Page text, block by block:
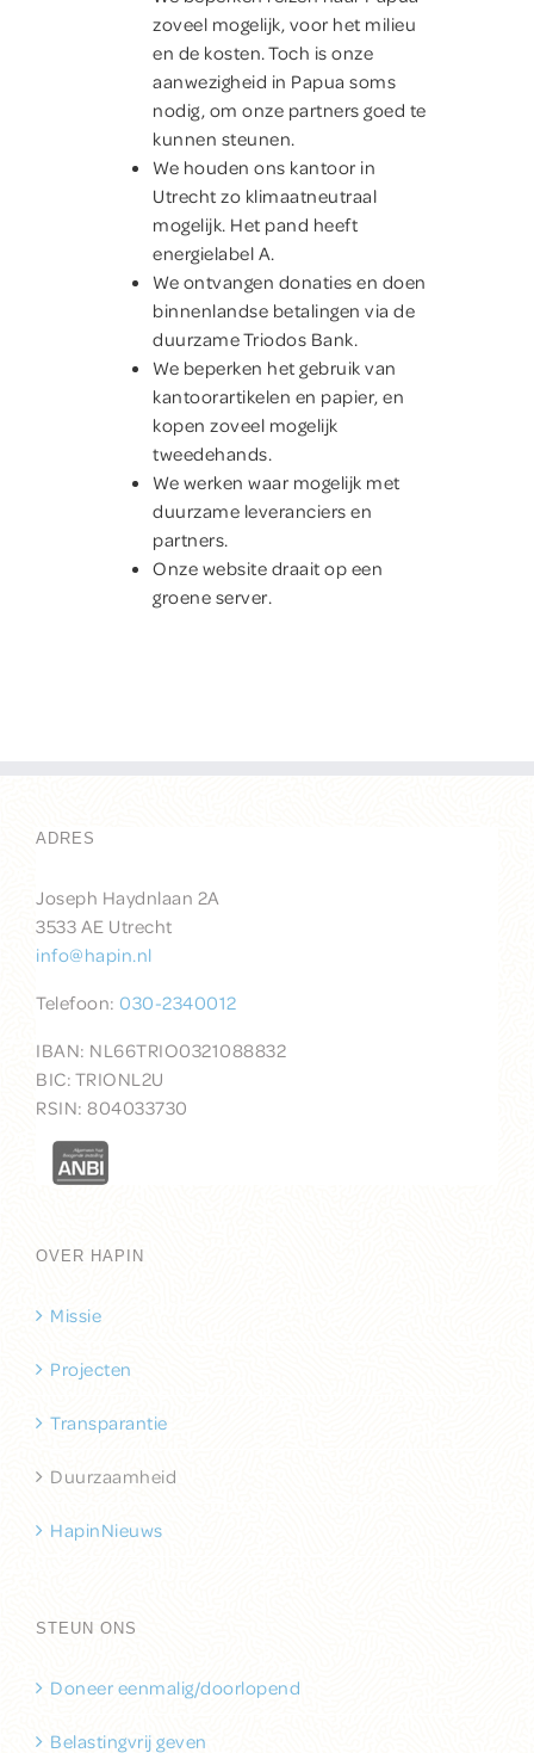
zoveel mogelijk, voor het milieu
en de kosten. Toch is onze
aanwezigheid in Papua soms
nodig, om onze partners goed te
kunnen steunen.
We houden ons kantoor in
Utrecht zo klimaatneutraal
mogelijk. Het pand heeft
energielabel A.
We ontvangen donaties en doen
binnenlandse betalingen via de
duurzame Triodos Bank.
We beperken het gebruik van
kantoorartikelen en papier, en
kopen zoveel mogelijk
tweedehands.
We werken waar mogelijk met
duurzame leveranciers en
partners.
Onze website draait op een
groene server.
ADRES
Joseph Haydnlaan 2A
3533 AE Utrecht
info@hapin.nl
Telefoon: 030-2340012
IBAN: NL66TRIO0321088832
BIC: TRIONL2U
RSIN: 804033730
OVER HAPIN
Missie
Projecten
Transparantie
Duurzaamheid
HapinNieuws
STEUN ONS
Doneer eenmalig/doorlopend
Belastingvrij geven